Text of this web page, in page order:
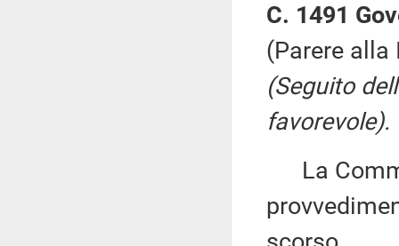
C. 1491
(Parere alla
(Seguito
favorevole).
La